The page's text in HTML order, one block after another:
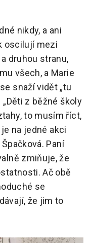
nikdy, a ani
oscilují mezi
druhou stranu,
všech, a Marie
snaží vidět „tu
z běžné školy
to musím říct,
na jedné akci
Paní
zmiňuje, že
Ač obě
se
že jim to